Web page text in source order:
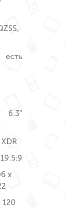
есть
6.3″
19.5:9
x
120